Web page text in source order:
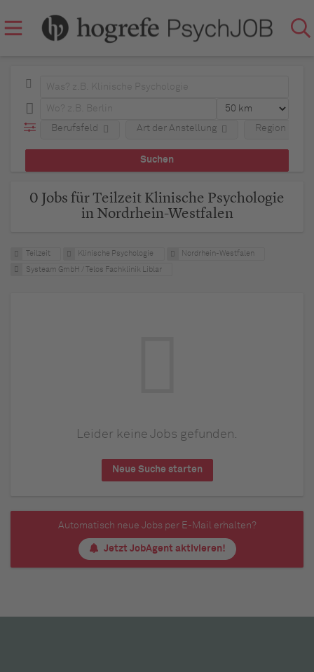
Berufsfeld Art der Anstellung Region
0 Jobs für Teilzeit Klinische Psychologie
in Nordrhein-Westfalen
Teilzeit Klinische Psychologie Nordrhein-Westfalen
Systeam GmbH / Telos Fachklinik Liblar
Leider keine Jobs gefunden.
Neue Suche starten
Automatisch neue Jobs per E-Mail erhalten?
Jetzt JobAgent aktivieren!